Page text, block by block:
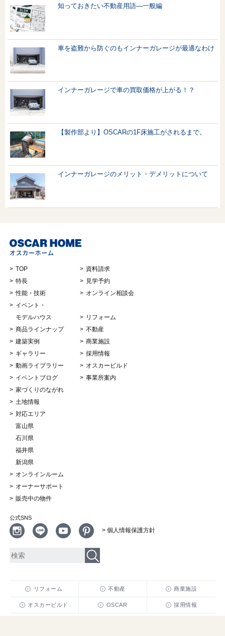
知っておきたい不動産用語—一般編
車を盗難から防ぐのもインナーガレージが最適なわけ
インナーガレージで車の買取価格が上がる！？
【製作部より】OSCARの1F床施工がされるまで。
インナーガレージのメリット・デメリットについて
TOP
特長
性能・技術
イベント・
モデルハウス
商品ラインナップ
建築実例
ギャラリー
動画ライブラリー
イベントブログ
家づくりのながれ
土地情報
対応エリア
富山県
石川県
福井県
新潟県
オンラインルーム
オーナーサポート
販売中の物件
資料請求
見学予約
オンライン相談会
リフォーム
不動産
商業施設
採用情報
オスカービルド
事業所案内
公式SNS
> 個人情報保護方針
リフォーム 不動産 商業施設
オスカービルド OSCAR 採用情報